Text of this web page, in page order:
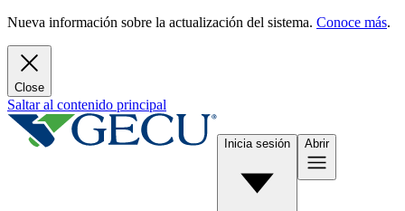
Nueva información sobre la actualización del sistema. Conoce más.
Close
Saltar al contenido principal
Inicia sesión Abrir